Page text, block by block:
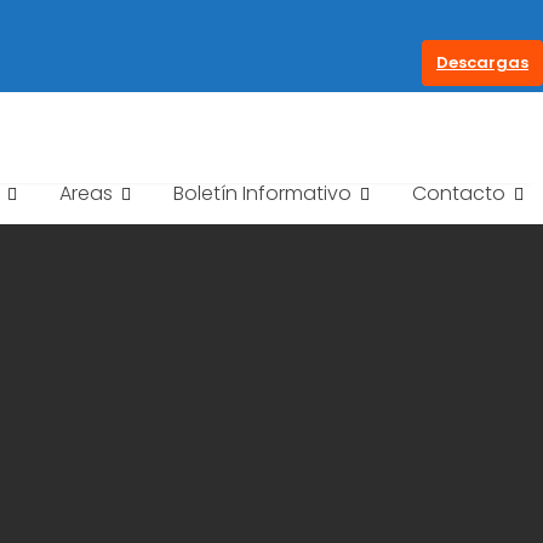
Descargas
Areas Boletín Informativo Contacto